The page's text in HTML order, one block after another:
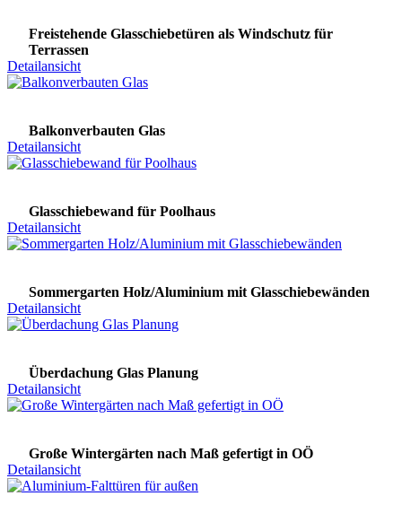
Freistehende Glasschiebetüren als Windschutz für
Terrassen
Detailansicht
Balkonverbauten Glas
Detailansicht
Glasschiebewand für Poolhaus
Detailansicht
Sommergarten Holz/Aluminium mit Glasschiebewänden
Detailansicht
Überdachung Glas Planung
Detailansicht
Große Wintergärten nach Maß gefertigt in OÖ
Detailansicht